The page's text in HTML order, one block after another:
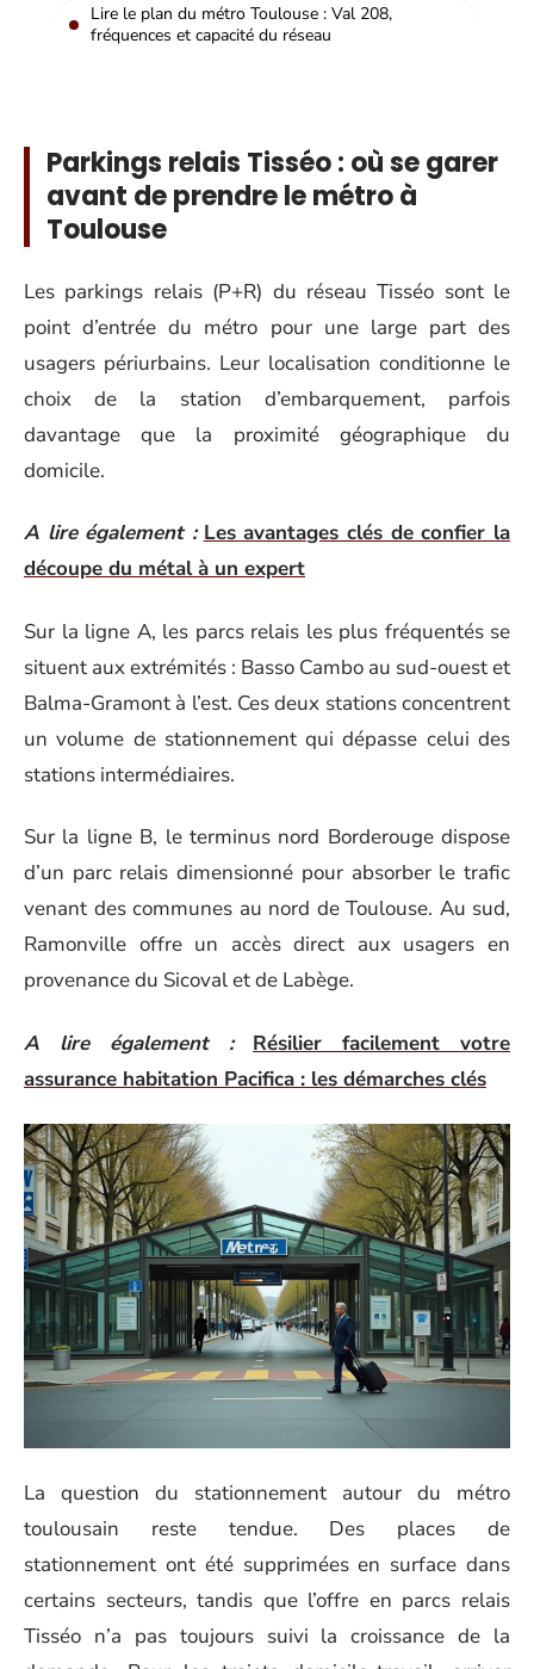
Lire le plan du métro Toulouse : Val 208,
fréquences et capacité du réseau
Parkings relais Tisséo : où se garer
avant de prendre le métro à
Toulouse
Les parkings relais (P+R) du réseau Tisséo sont le
point d’entrée du métro pour une large part des
usagers périurbains. Leur localisation conditionne le
choix de la station d’embarquement, parfois
davantage que la proximité géographique du
domicile.
A lire également : Les avantages clés de confier la
découpe du métal à un expert
Sur la ligne A, les parcs relais les plus fréquentés se
situent aux extrémités : Basso Cambo au sud-ouest et
Balma-Gramont à l’est. Ces deux stations concentrent
un volume de stationnement qui dépasse celui des
stations intermédiaires.
Sur la ligne B, le terminus nord Borderouge dispose
d’un parc relais dimensionné pour absorber le trafic
venant des communes au nord de Toulouse. Au sud,
Ramonville offre un accès direct aux usagers en
provenance du Sicoval et de Labège.
A lire également :
Résilier facilement votre
assurance habitation Pacifica : les démarches clés
La question du stationnement autour du métro
toulousain reste tendue. Des places de
stationnement ont été supprimées en surface dans
certains secteurs, tandis que l’offre en parcs relais
Tisséo n’a pas toujours suivi la croissance de la